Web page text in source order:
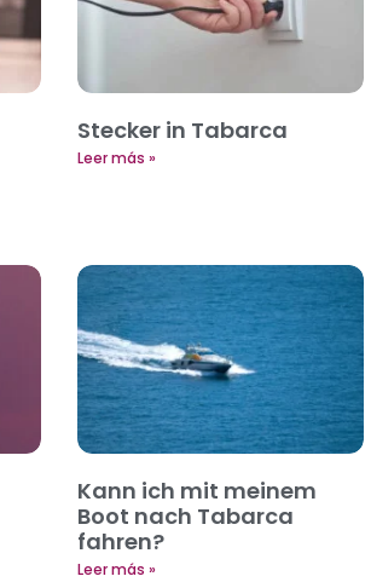
Stecker in Tabarca
Leer más »
Kann ich mit meinem
Boot nach Tabarca
fahren?
Leer más »